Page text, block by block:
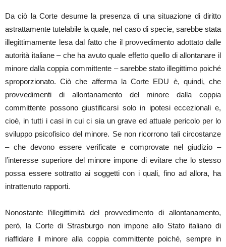
Da ciò la Corte desume la presenza di una situazione di diritto
astrattamente tutelabile la quale, nel caso di specie, sarebbe stata
illegittimamente lesa dal fatto che il provvedimento adottato dalle
autorità italiane – che ha avuto quale effetto quello di allontanare il
minore dalla coppia committente – sarebbe stato illegittimo poiché
sproporzionato. Ciò che afferma la Corte EDU è, quindi, che
provvedimenti di allontanamento del minore dalla coppia
committente possono giustificarsi solo in ipotesi eccezionali e,
cioè, in tutti i casi in cui ci sia un grave ed attuale pericolo per lo
sviluppo psicofisico del minore. Se non ricorrono tali circostanze
– che devono essere verificate e comprovate nel giudizio –
l’interesse superiore del minore impone di evitare che lo stesso
possa essere sottratto ai soggetti con i quali, fino ad allora, ha
intrattenuto rapporti.
Nonostante l’illegittimità del provvedimento di allontanamento,
però, la Corte di Strasburgo non impone allo Stato italiano di
riaffidare il minore alla coppia committente poiché, sempre in